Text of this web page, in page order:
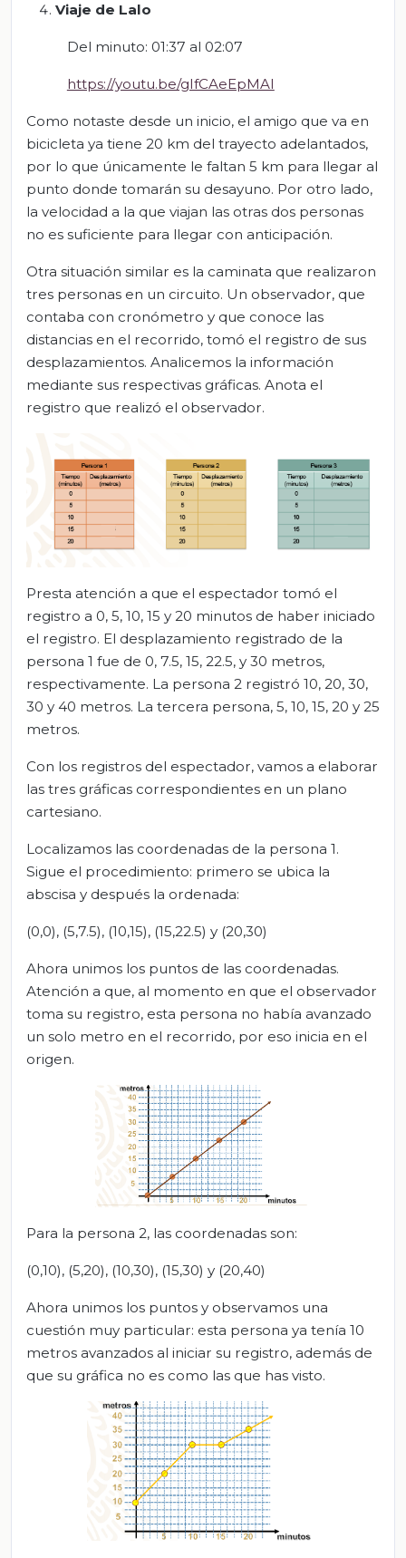
Viaje de Lalo
Del minuto: 01:37 al 02:07
https://youtu.be/gIfCAeEpMAI
Como notaste desde un inicio, el amigo que va en
bicicleta ya tiene 20 km del trayecto adelantados,
por lo que únicamente le faltan 5 km para llegar al
punto donde tomarán su desayuno. Por otro lado,
la velocidad a la que viajan las otras dos personas
no es suficiente para llegar con anticipación.
Otra situación similar es la caminata que realizaron
tres personas en un circuito. Un observador, que
contaba con cronómetro y que conoce las
distancias en el recorrido, tomó el registro de sus
desplazamientos. Analicemos la información
mediante sus respectivas gráficas. Anota el
registro que realizó el observador.
Presta atención a que el espectador tomó el
registro a 0, 5, 10, 15 y 20 minutos de haber iniciado
el registro. El desplazamiento registrado de la
persona 1 fue de 0, 7.5, 15, 22.5, y 30 metros,
respectivamente. La persona 2 registró 10, 20, 30,
30 y 40 metros. La tercera persona, 5, 10, 15, 20 y 25
metros.
Con los registros del espectador, vamos a elaborar
las tres gráficas correspondientes en un plano
cartesiano.
Localizamos las coordenadas de la persona 1.
Sigue el procedimiento: primero se ubica la
abscisa y después la ordenada:
(0,0), (5,7.5), (10,15), (15,22.5) y (20,30)
Ahora unimos los puntos de las coordenadas.
Atención a que, al momento en que el observador
toma su registro, esta persona no había avanzado
un solo metro en el recorrido, por eso inicia en el
origen.
Para la persona 2, las coordenadas son:
(0,10), (5,20), (10,30), (15,30) y (20,40)
Ahora unimos los puntos y observamos una
cuestión muy particular: esta persona ya tenía 10
metros avanzados al iniciar su registro, además de
que su gráfica no es como las que has visto.